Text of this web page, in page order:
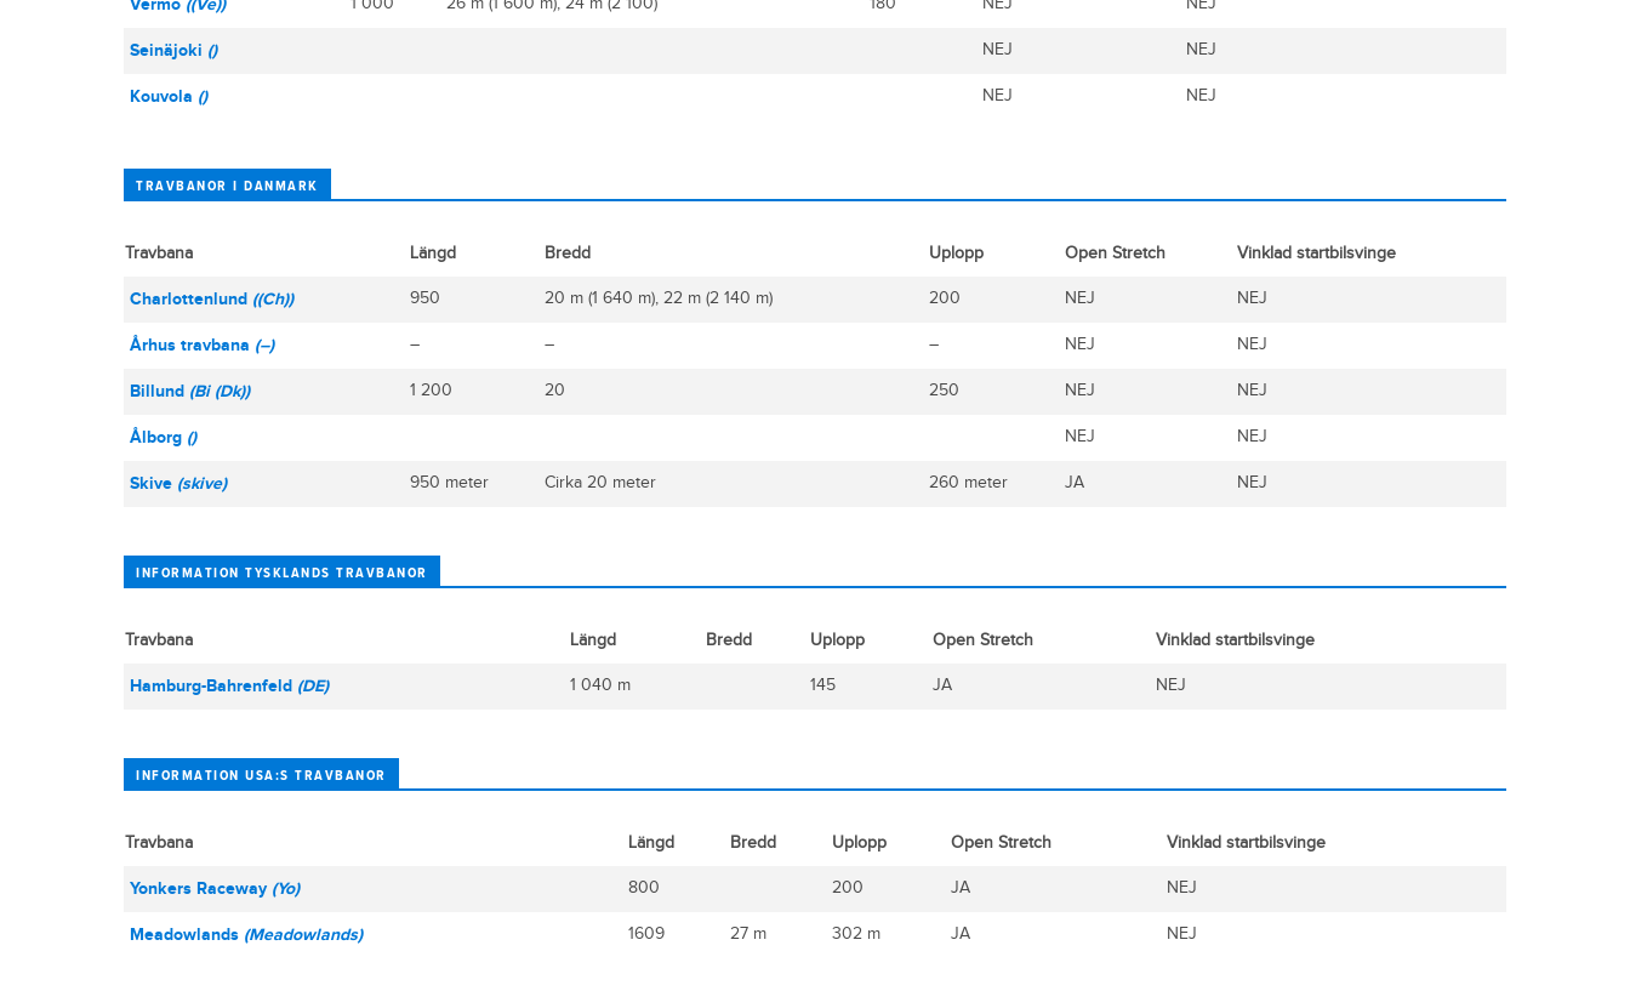
Vermo ((Ve))
Seinäjoki () NEJ NEJ
Kouvola () NEJ NEJ
TRAVBANOR I DANMARK
Travbana Längd Bredd Uplopp Open Stretch Vinklad startbilsvinge
Charlottenlund ((Ch)) 950 20 m (1 640 m), 22 m (2 140 m) 200 NEJ NEJ
Århus travbana (–) – – – NEJ NEJ
Billund (Bi (Dk)) 1 200 20 250 NEJ NEJ
Ålborg () NEJ NEJ
Skive (skive) 950 meter Cirka 20 meter 260 meter JA NEJ
INFORMATION TYSKLANDS TRAVBANOR
Travbana Längd Bredd Uplopp Open Stretch Vinklad startbilsvinge
Hamburg-Bahrenfeld (DE) 1 040 m 145 JA NEJ
INFORMATION USA:S TRAVBANOR
Travbana Längd Bredd Uplopp Open Stretch Vinklad startbilsvinge
Yonkers Raceway (Yo) 800 200 JA NEJ
Meadowlands (Meadowlands) 1609 27 m 302 m JA NEJ